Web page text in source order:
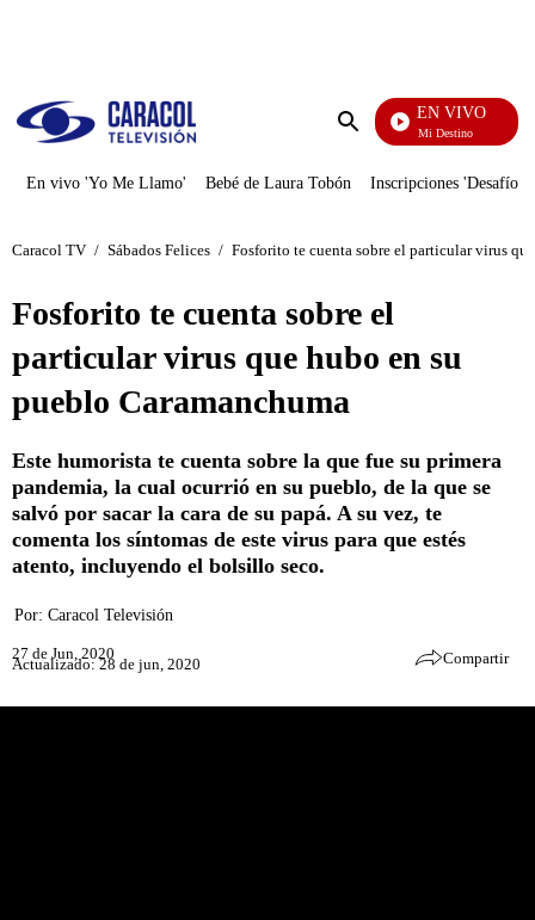
Enviar
EN VIVO
El Juego De Mi Destino
En vivo 'Yo Me Llamo' Bebé de Laura Tobón Inscripciones 'Desafío'
Caracol TV / Sábados Felices / Fosforito te cuenta sobre el particular virus
Fosforito te cuenta sobre el
particular virus que hubo en su
pueblo Caramanchuma
Este humorista te cuenta sobre la que fue su primera
pandemia, la cual ocurrió en su pueblo, de la que se
salvó por sacar la cara de su papá. A su vez, te
comenta los síntomas de este virus para que estés
atento, incluyendo el bolsillo seco.
Por: Caracol Televisión
27 de Jun, 2020
Actualizado: 28 de jun, 2020 Compartir